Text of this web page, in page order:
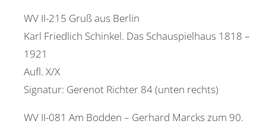
WV II-215 Gruß aus Berlin
Karl Friedlich Schinkel. Das Schauspielhaus 1818 –
1921
Aufl. X/X
Signatur: Gerenot Richter 84 (unten rechts)
WV II-081 Am Bodden ­– Gerhard Marcks zum 90.